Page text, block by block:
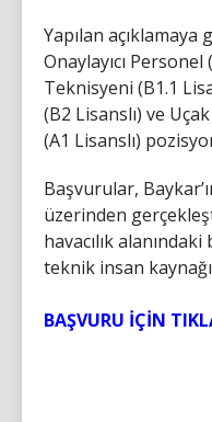
Yapılan açıklamaya
Onaylayıcı
Teknisyeni (B1.1
(B2 Lisanslı) ve
(A1 Lisanslı)
Başvurular,
üzerinden
havacılık
teknik insan
BAŞVURU İÇİN